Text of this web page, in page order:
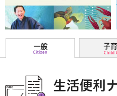
一般、子育て、高齢者のタブを
一般 子
生活便利